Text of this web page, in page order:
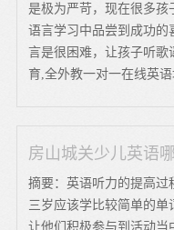
是极为严苛，现在很多孩
语言学习中品尝到成功
言是很困难，让孩子听
育,全外教一对一在线英语
房山城关少儿英语
摘要：英语听力的提高过
三岁应该学比较简单的单
让他们积极参与到活动